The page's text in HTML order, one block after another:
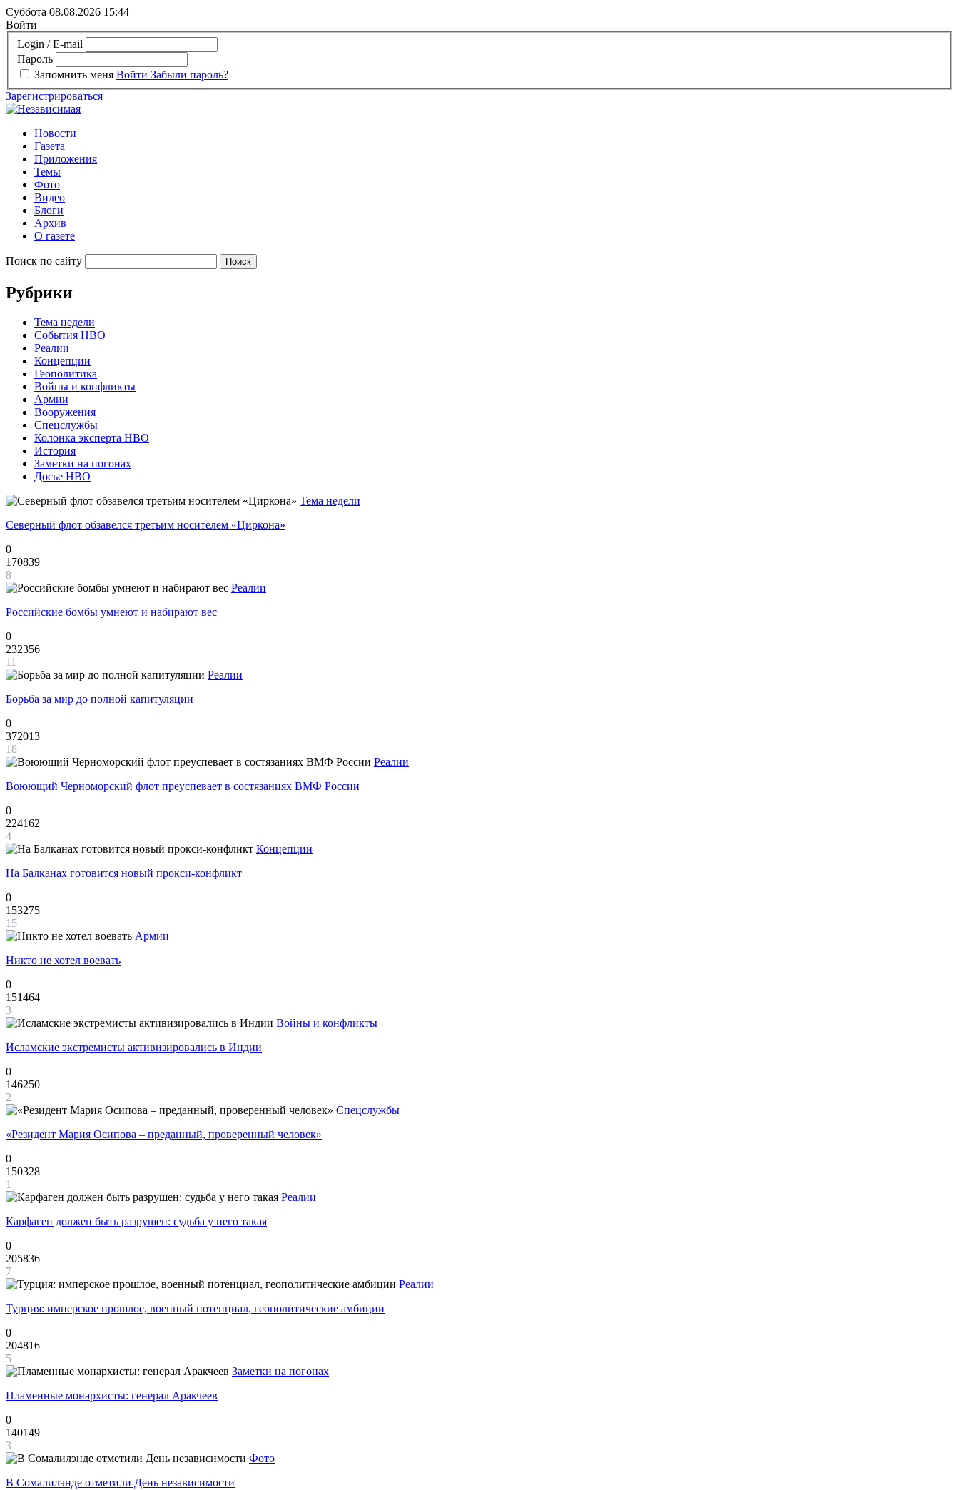
Суббота 08.08.2026 15:44
Войти
Login / E-mail
Пароль
Запомнить меня Войти Забыли пароль?
Зарегистрироваться
Новости
Газета
Приложения
Темы
Фото
Видео
Блоги
Архив
О газете
Поиск по сайту
Рубрики
Тема недели
События НВО
Реалии
Концепции
Геополитика
Войны и конфликты
Армии
Вооружения
Спецслужбы
Колонка эксперта НВО
История
Заметки на погонах
Досье НВО
Тема недели
Северный флот обзавелся третьим носителем «Циркона»
0
170839
8
Реалии
Российские бомбы умнеют и набирают вес
0
232356
11
Реалии
Борьба за мир до полной капитуляции
0
372013
18
Реалии
Воюющий Черноморский флот преуспевает в состязаниях ВМФ России
0
224162
4
Концепции
На Балканах готовится новый прокси-конфликт
0
153275
15
Армии
Никто не хотел воевать
0
151464
3
Войны и конфликты
Исламские экстремисты активизировались в Индии
0
146250
2
Спецслужбы
«Резидент Мария Осипова – преданный, проверенный человек»
0
150328
1
Реалии
Карфаген должен быть разрушен: судьба у него такая
0
205836
7
Реалии
Турция: имперское прошлое, военный потенциал, геополитические амбиции
0
204816
5
Заметки на погонах
Пламенные монархисты: генерал Аракчеев
0
140149
3
Фото
В Сомалилэнде отметили День независимости